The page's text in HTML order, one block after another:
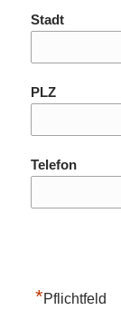
Stadt
PLZ
Telefon
*Pflichtfeld